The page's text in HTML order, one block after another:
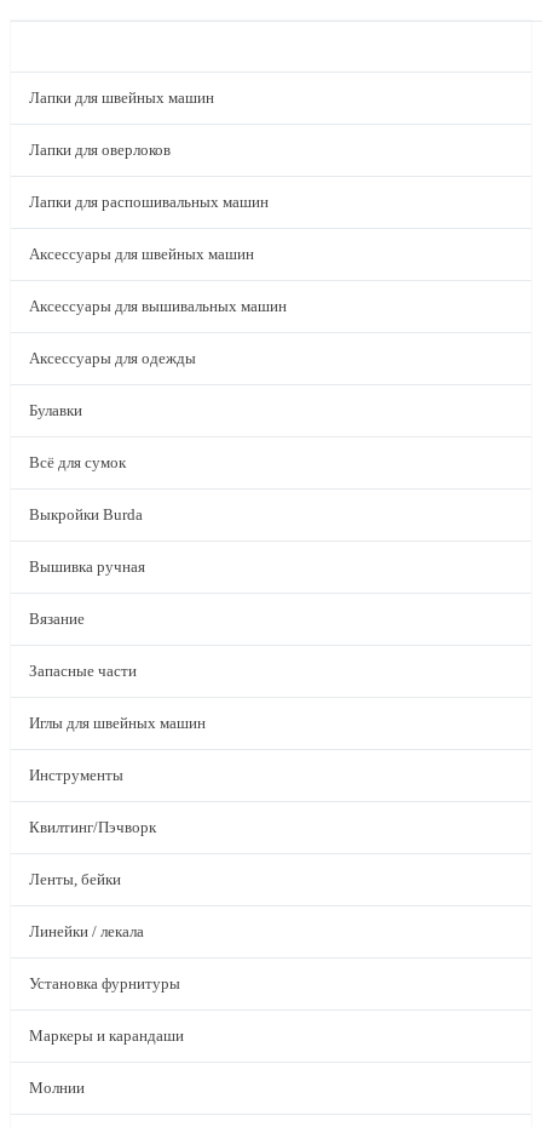
Лапки для швейных машин
Лапки для оверлоков
Лапки для распошивальных машин
Аксессуары для швейных машин
Аксессуары для вышивальных машин
Аксессуары для одежды
Булавки
Всё для сумок
Выкройки Burda
Вышивка ручная
Вязание
Запасные части
Иглы для швейных машин
Инструменты
Квилтинг/Пэчворк
Ленты, бейки
Линейки / лекала
Установка фурнитуры
Маркеры и карандаши
Молнии